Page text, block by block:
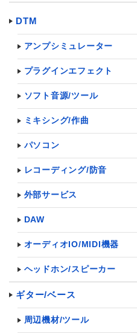
DTM
アンプシミュレーター
プラグインエフェクト
ソフト音源/ツール
ミキシング/作曲
パソコン
レコーディング/防音
外部サービス
DAW
オーディオIO/MIDI機器
ヘッドホン/スピーカー
ギター/ベース
周辺機材/ツール